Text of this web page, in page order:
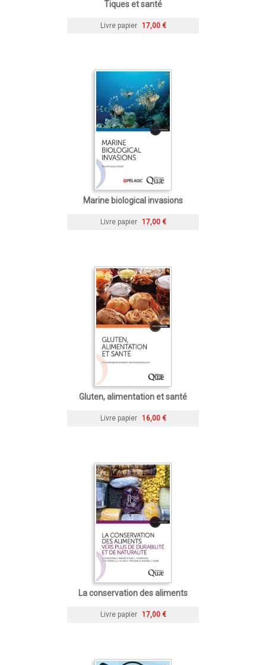
Tiques et santé
Livre papier 17,00 €
Marine biological invasions
Livre papier 17,00 €
Gluten, alimentation et santé
Livre papier 16,00 €
La conservation des aliments
Livre papier 17,00 €